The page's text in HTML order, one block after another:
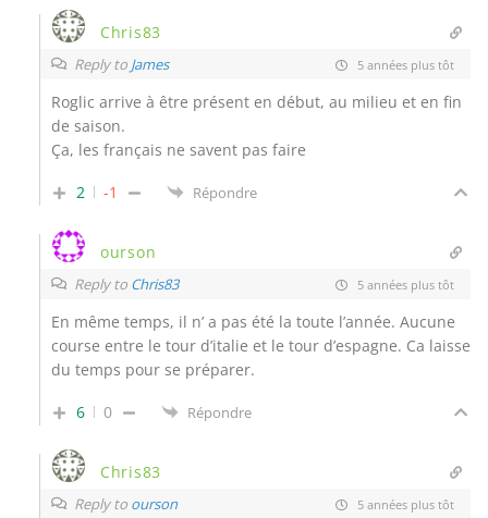
Chris83
Reply to James 5 années plus tôt
Roglic arrive à être présent en début, au milieu et en fin
de saison.
Ça, les français ne savent pas faire
2 -1 Répondre
ourson
Reply to Chris83 5 années plus tôt
En même temps, il n’ a pas été la toute l’année. Aucune
course entre le tour d’italie et le tour d’espagne. Ca laisse
du temps pour se préparer.
6 0 Répondre
Chris83
Reply to ourson 5 années plus tôt